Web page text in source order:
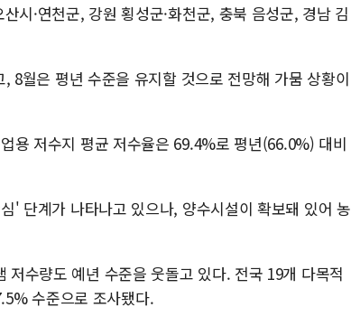
시·연천군, 강원 횡성군·화천군, 충북 음성군, 경남 김
8월은 평년 수준을 유지할 것으로 전망해 가뭄 상황이
용 저수지 평균 저수율은 69.4%로 평년(66.0%) 대비
' 단계가 나타나고 있으나, 양수시설이 확보돼 있어 농
저수량도 예년 수준을 웃돌고 있다. 전국 19개 다목적
수준으로 조사됐다.